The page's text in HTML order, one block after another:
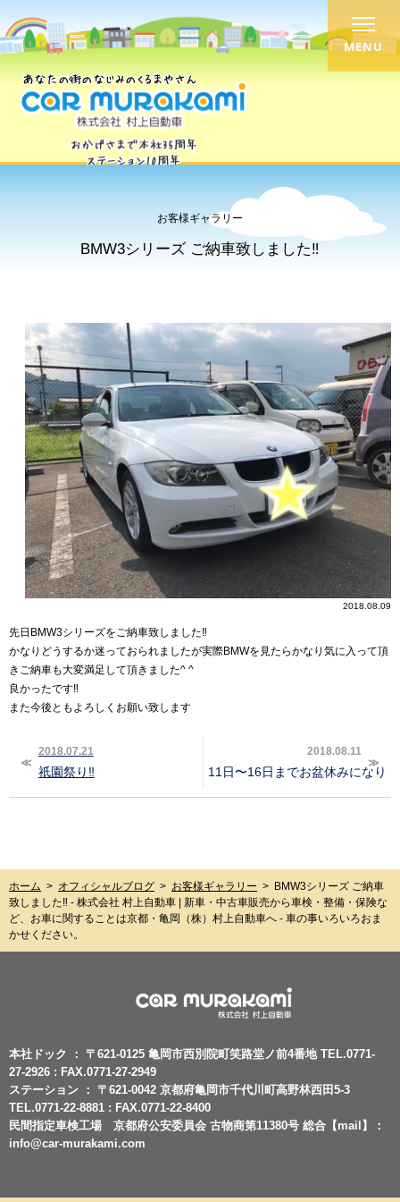
MENU
お客様ギャラリー
BMW3シリーズ ご納車致しました‼︎
2018.08.09
先日BMW3シリーズをご納車致しました‼︎
かなりどうするか迷っておられましたが実際BMWを見たらかなり気に入って頂
きご納車も大変満足して頂きました^ ^
良かったです‼︎
また今後ともよろしくお願い致します
2018.07.21
祇園祭り‼︎
2018.08.11
11日〜16日までお盆休みになり
ホーム > オフィシャルブログ > お客様ギャラリー > BMW3シリーズ ご納車
致しました‼︎ - 株式会社 村上自動車 | 新車・中古車販売から車検・整備・保険な
ど、お車に関することは京都・亀岡（株）村上自動車へ - 車の事いろいろおま
かせください。
本社ドック ： 〒621-0125 亀岡市西別院町笑路堂ノ前4番地 TEL.0771-
27-2926 : FAX.0771-27-2949
ステーション ： 〒621-0042 京都府亀岡市千代川町高野林西田5-3
TEL.0771-22-8881 : FAX.0771-22-8400
民間指定車検工場 京都府公安委員会 古物商第11380号 総合【mail】：
info@car-murakami.com